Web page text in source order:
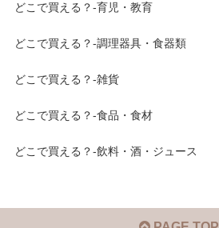
どこで買える？-育児・教育
どこで買える？-調理器具・食器類
どこで買える？-雑貨
どこで買える？-食品・食材
どこで買える？-飲料・酒・ジュース